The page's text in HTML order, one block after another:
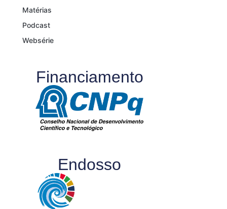
Matérias
Podcast
Websérie
Financiamento
Endosso